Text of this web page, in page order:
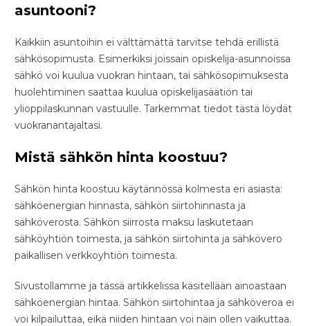
asuntooni?
Kaikkiin asuntoihin ei välttämättä tarvitse tehdä erillistä
sähkösopimusta. Esimerkiksi joissain opiskelija-asunnoissa
sähkö voi kuulua vuokran hintaan, tai sähkösopimuksesta
huolehtiminen saattaa kuulua opiskelijasäätiön tai
ylioppilaskunnan vastuulle. Tarkemmat tiedot tästä löydät
vuokranantajaltasi.
Mistä sähkön hinta koostuu?
Sähkön hinta koostuu käytännössä kolmesta eri asiasta:
sähköenergian hinnasta, sähkön siirtohinnasta ja
sähköverosta. Sähkön siirrosta maksu laskutetaan
sähköyhtiön toimesta, ja sähkön siirtohinta ja sähkövero
paikallisen verkkoyhtiön toimesta.
Sivustollamme ja tässä artikkelissa käsitellään ainoastaan
sähköenergian hintaa. Sähkön siirtohintaa ja sähköveroa ei
voi kilpailuttaa, eikä niiden hintaan voi näin ollen vaikuttaa.